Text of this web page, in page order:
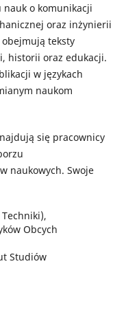
nauk o komunikacji
oraz inżynierii
obejmują teksty
historii oraz edukacji.
w językach
naukom
się pracownicy
naukowych. Swoje
Obcych
Studiów